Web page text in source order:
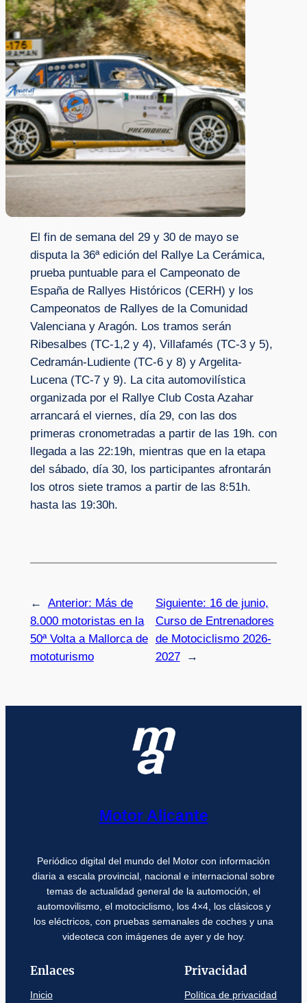
El fin de semana del 29 y 30 de mayo se
disputa la 36ª edición del Rallye La Cerámica,
prueba puntuable para el Campeonato de
España de Rallyes Históricos (CERH) y los
Campeonatos de Rallyes de la Comunidad
Valenciana y Aragón. Los tramos serán
Ribesalbes (TC-1,2 y 4), Villafamés (TC-3 y 5),
Cedramán-Ludiente (TC-6 y 8) y Argelita-
Lucena (TC-7 y 9). La cita automovilística
organizada por el Rallye Club Costa Azahar
arrancará el viernes, día 29, con las dos
primeras cronometradas a partir de las 19h. con
llegada a las 22:19h, mientras que en la etapa
del sábado, día 30, los participantes afrontarán
los otros siete tramos a partir de las 8:51h.
hasta las 19:30h.
← Anterior: Más de
8.000 motoristas en la
50ª Volta a Mallorca de
mototurismo
Siguiente: 16 de junio,
Curso de Entrenadores
de Motociclismo 2026-
2027
→
Motor Alicante
Periódico digital del mundo del Motor con información
diaria a escala provincial, nacional e internacional sobre
temas de actualidad general de la automoción, el
automovilismo, el motociclismo, los 4×4, los clásicos y
los eléctricos, con pruebas semanales de coches y una
videoteca con imágenes de ayer y de hoy.
Enlaces
Inicio
Privacidad
Política de privacidad